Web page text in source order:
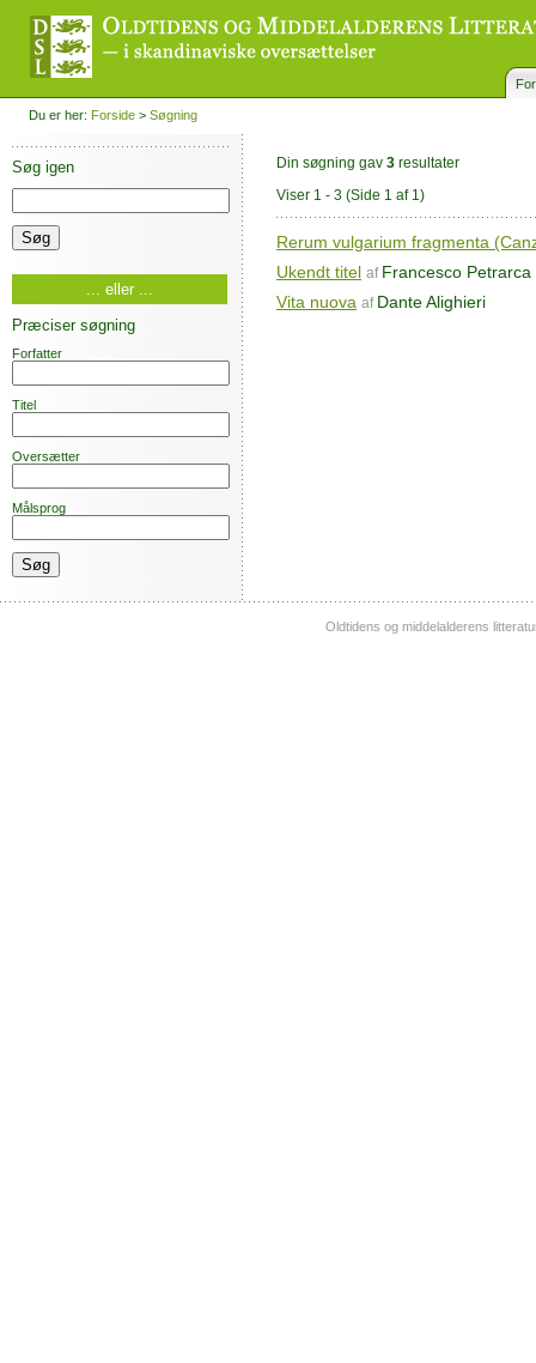
Du er her: Forside > Søgning
Søg igen
... eller ...
Præciser søgning
Forfatter
Titel
Oversætter
Målsprog
Din søgning gav 3 resultater
Viser 1 - 3 (Side 1 af 1)
Rerum vulgarium fragmenta
Ukendt titel af Francesco Petrarca
Vita nuova af Dante Alighieri
Oldtidens og middelalderens